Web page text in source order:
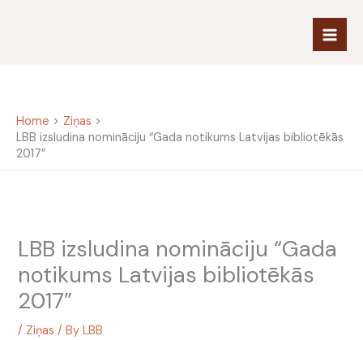
Home
Ziņas
LBB izsludina nomināciju “Gada notikums Latvijas bibliotēkās
2017”
LBB izsludina nomināciju “Gada
notikums Latvijas bibliotēkās
2017”
/ Ziņas / ByLBB